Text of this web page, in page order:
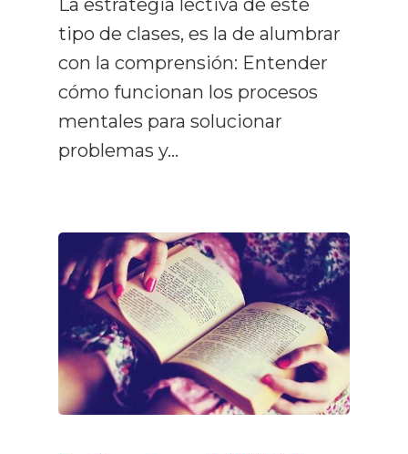
tipo de clases, es la de alumbrar
con la comprensión: Entender
cómo funcionan los procesos
mentales para solucionar
problemas y…